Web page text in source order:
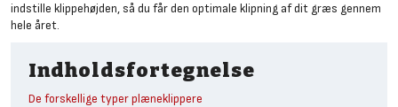
indstille klippehøjden, så du får den optimale klipning af dit græs gennem
hele året.
Indholdsfortegnelse
De forskellige typer plæneklippere